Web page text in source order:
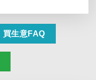
買生意FAQ